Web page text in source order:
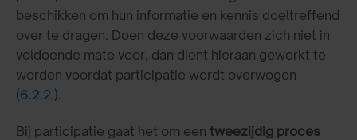
beschikken om hun informatie en kennis doeltreffend
over te dragen. Doen deze voorwaarden zich niet in
voldoende mate voor, dan dient hieraan gewerkt te
worden voordat participatie wordt overwogen
(6.2.2.).
Bij participatie gaat het om een tweezijdig proces